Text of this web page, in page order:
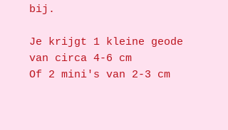
bij.
Je krijgt 1 kleine geode
van circa 4-6 cm
Of 2 mini's van 2-3 cm